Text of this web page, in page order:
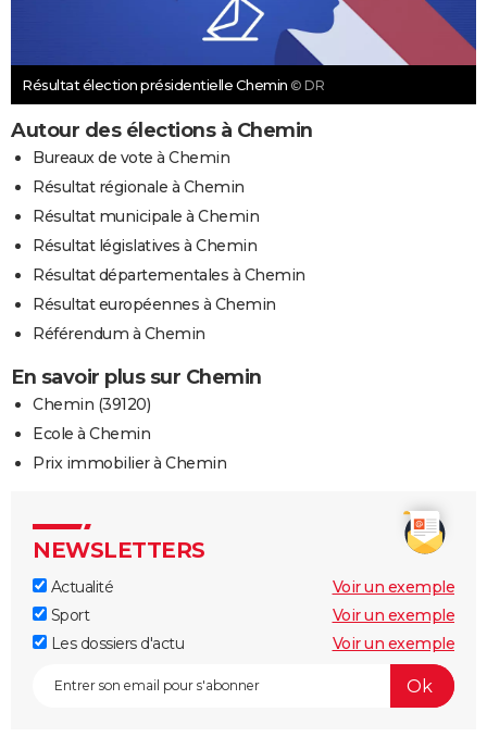
Résultat élection présidentielle Chemin © DR
Autour des élections à Chemin
Bureaux de vote à Chemin
Résultat régionale à Chemin
Résultat municipale à Chemin
Résultat législatives à Chemin
Résultat départementales à Chemin
Résultat européennes à Chemin
Référendum à Chemin
En savoir plus sur Chemin
Chemin (39120)
Ecole à Chemin
Prix immobilier à Chemin
NEWSLETTERS
Actualité
Voir un exemple
Sport
Voir un exemple
Les dossiers d'actu
Voir un exemple